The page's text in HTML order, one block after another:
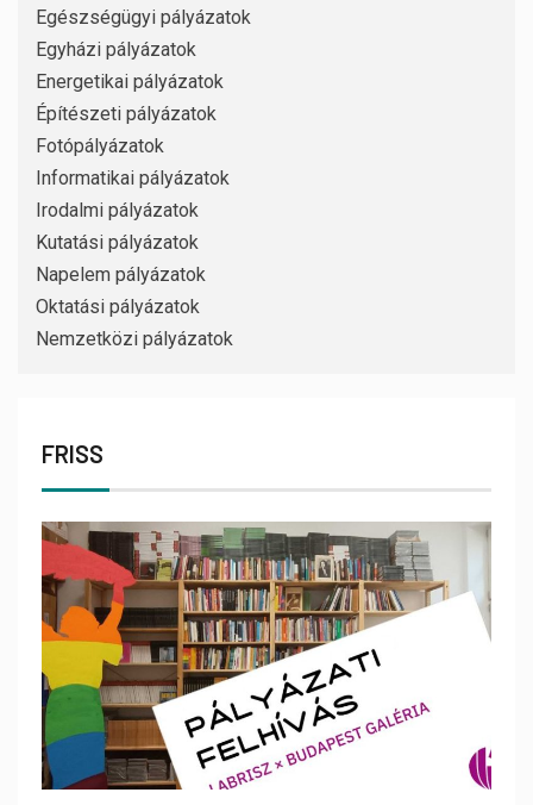
Egészségügyi pályázatok
Egyházi pályázatok
Energetikai pályázatok
Építészeti pályázatok
Fotópályázatok
Informatikai pályázatok
Irodalmi pályázatok
Kutatási pályázatok
Napelem pályázatok
Oktatási pályázatok
Nemzetközi pályázatok
FRISS